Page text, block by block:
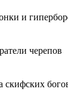
и
черепов
скифских